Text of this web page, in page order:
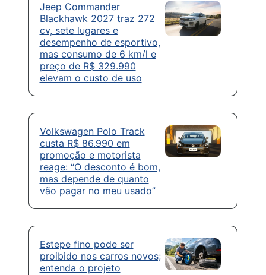
Jeep Commander
Blackhawk 2027 traz 272
cv, sete lugares e
desempenho de esportivo,
mas consumo de 6 km/l e
preço de R$ 329.990
elevam o custo de uso
Volkswagen Polo Track
custa R$ 86.990 em
promoção e motorista
reage: “O desconto é bom,
mas depende de quanto
vão pagar no meu usado”
Estepe fino pode ser
proibido nos carros novos;
entenda o projeto